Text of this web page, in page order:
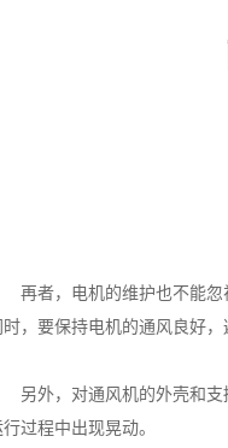
者，电机的维护也不能忽视
时，要保持电机的通风良好，
外，对通风机的外壳和支
过程中出现晃动。